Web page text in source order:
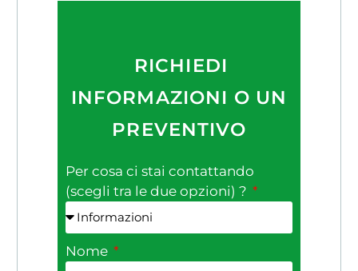
RICHIEDI
INFORMAZIONI O UN
PREVENTIVO
Per cosa ci stai contattando
(scegli tra le due opzioni) ?
Nome